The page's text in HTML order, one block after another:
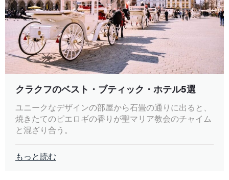
クラクフのベスト・ブティック・ホテル5選
ユニークなデザインの部屋から石畳の通りに出ると、
焼きたてのピエロギの香りが聖マリア教会のチャイム
と混ざり合う。
もっと読む